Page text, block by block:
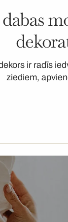
ir radīs
ziediem,